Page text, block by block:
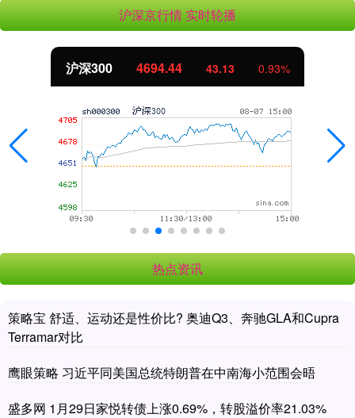
沪深京行情 实时轮播
沪深300 4694.44 43.13 0.93%
热点资讯
策略宝 舒适、运动还是性价比? 奥迪Q3、奔驰GLA和Cupra
Terramar对比
鹰眼策略 习近平同美国总统特朗普在中南海小范围会晤
盛多网 1月29日家悦转债上涨0.69%，转股溢价率21.03%